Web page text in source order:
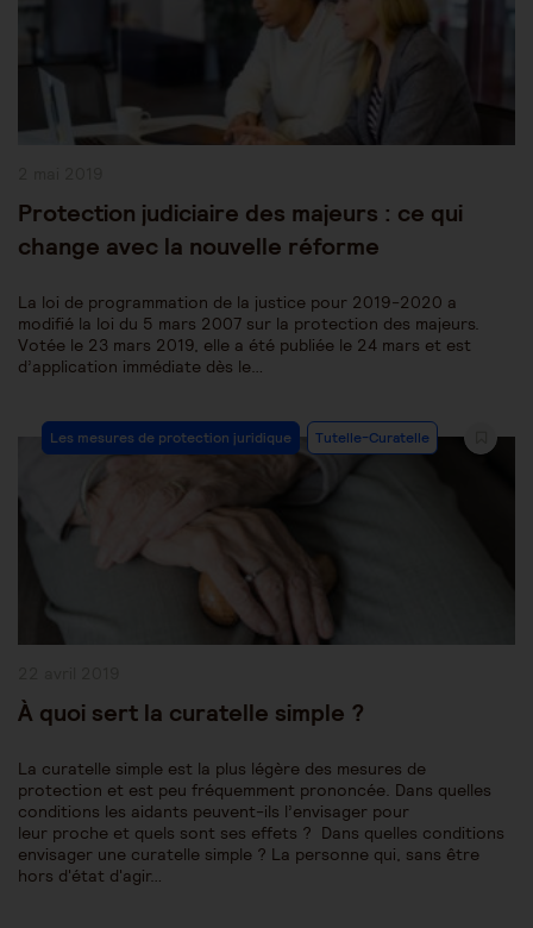
Protection judiciaire des majeurs : ce qui
change avec la nouvelle réforme
La loi de programmation de la justice pour 2019-2020 a
modifié la loi du 5 mars 2007 sur la protection des majeurs.
Votée le 23 mars 2019, elle a été publiée le 24 mars et est
d’application immédiate dès le…
Post
Category:
Les mesures de protection juridique Tutelle-Curatelle
À quoi sert la curatelle simple ?
La curatelle simple est la plus légère des mesures de
protection et est peu fréquemment prononcée. Dans quelles
conditions les aidants peuvent-ils l’envisager pour
leur proche et quels sont ses effets ? Dans quelles conditions
envisager une curatelle simple ? La personne qui, sans être
hors d'état d'agir…